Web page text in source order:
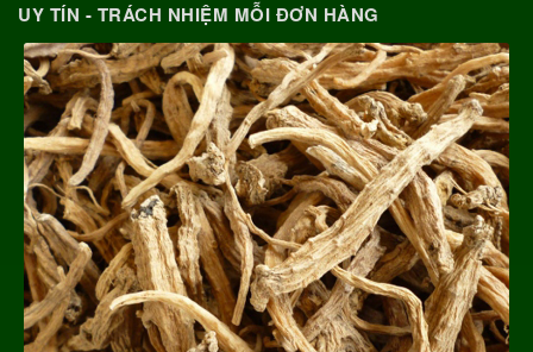
UY TÍN - TRÁCH NHIỆM MỖI ĐƠN HÀNG